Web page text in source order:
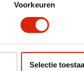
Voorkeuren
Selectie